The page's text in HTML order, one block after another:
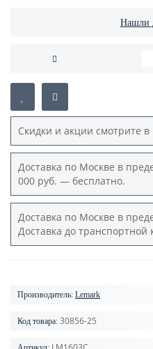
Нашли
Скидки и акции смотрите в
Доставка по Москве в
000 руб. — бесплатно.
Доставка по Москве в
Доставка до транспортной
Производитель: Lemark
Код товара: 30856-25